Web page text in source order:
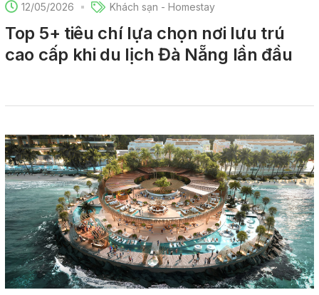
12/05/2026 Khách sạn - Homestay
Top 5+ tiêu chí lựa chọn nơi lưu trú
cao cấp khi du lịch Đà Nẵng lần đầu